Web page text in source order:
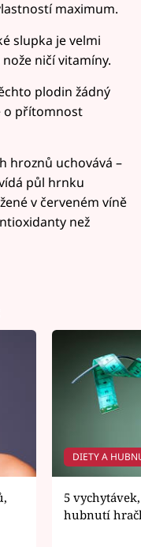
maximum.
slupka je velmi
ničí vitamíny.
plodin žádný
o přítomnost
hroznů uchovává –
půl hrnku
v červeném víně
než
DIETY A
5
hubnutí